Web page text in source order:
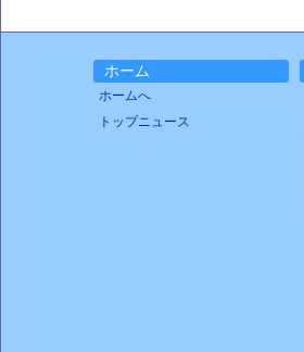
ホーム
ホームへ
トップニュース